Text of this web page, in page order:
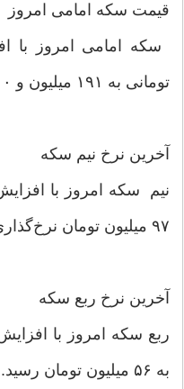
قیمت سکه امامی امروز
تومانی به ۱۹۱ میلیون و ۵۰۰ هزار تومان رسید.
آخرین نرخ نیم سکه
۹۷ میلیون تومان نرخ‌گذاری شد.
آخرین نرخ ربع سکه
به ۵۶ میلیون تومان رسید.